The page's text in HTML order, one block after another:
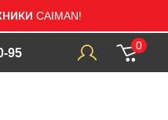
CAIMAN!
95
0